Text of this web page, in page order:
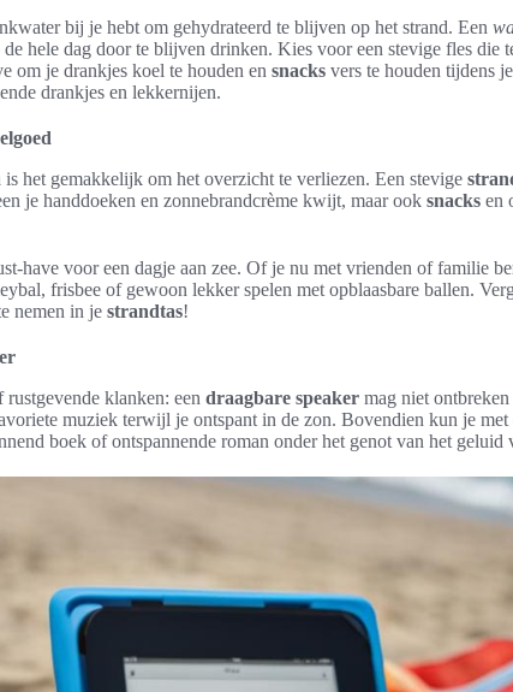
bij je hebt om gehydrateerd te blijven op het strand. Een
hele dag door te blijven drinken. Kies voor een stevige fles die
om je drankjes koel te houden en snacks vers te houden tijdens
drankjes en lekkernijen.
is het gemakkelijk om het overzicht te verliezen. Een stevige
je handdoeken en zonnebrandcrème kwijt, maar ook snacks en
have voor een dagje aan zee. Of je nu met vrienden of familie
frisbee of gewoon lekker spelen met opblaasbare ballen.
nemen in je strandtas!
klanken: een draagbare speaker mag niet
muziek terwijl je ontspant in de zon. Bovendien kun je met
boek of ontspannende roman onder het genot van het geluid